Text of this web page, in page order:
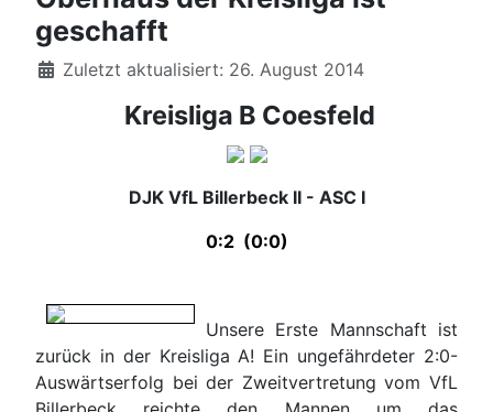
geschafft
DetailsZuletzt aktualisiert: 26. August 2014
Kreisliga B Coesfeld
DJK VfL Billerbeck II - ASC I
0:2 (0:0)
Unsere Erste Mannschaft ist
zurück in der Kreisliga A! Ein ungefährdeter 2:0-
Auswärtserfolg bei der Zweitvertretung vom VfL